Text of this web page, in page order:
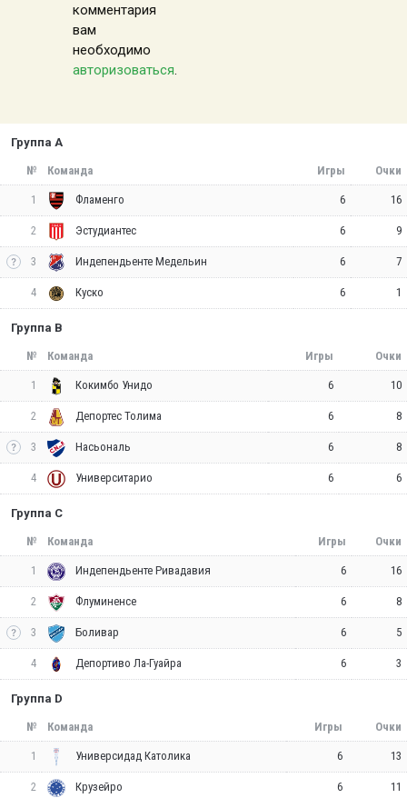
комментария
вам
необходимо
авторизоваться.
Группа A
№ Команда Игры Очки
1 Фламенго 6 16
2 Эстудиантес 6 9
3 Индепендьенте Медельин 6 7
4 Куско 6 1
Группа B
№ Команда Игры Очки
1 Кокимбо Унидо 6 10
2 Депортес Толима 6 8
3 Насьональ 6 8
4 Университарио 6 6
Группа C
№ Команда Игры Очки
1 Индепендьенте Ривадавия 6 16
2 Флуминенсе 6 8
3 Боливар 6 5
4 Депортиво Ла-Гуайра 6 3
Группа D
№ Команда Игры Очки
1 Универсидад Католика 6 13
2 Крузейро 6 11